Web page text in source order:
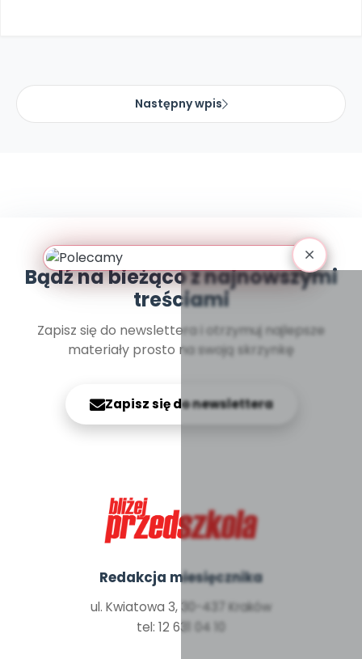
Następny wpis
Bądź na bieżąco z najnowszymi
treściami
Zapisz się do newslettera i otrzymuj najlepsze
materiały prosto na swoją skrzynkę
Zapisz się do newslettera
Redakcja miesięcznika
ul. Kwiatowa 3, 30-437 Kraków
tel: 12 631 04 10